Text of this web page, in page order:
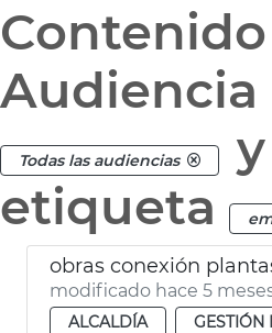
Audiencia
Todas las audiencias
y
etiqueta
modificado hace 5
ALCALDÍA
GESTIÓN